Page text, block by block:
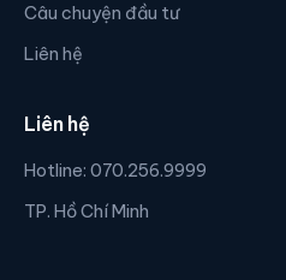
Câu chuyện đầu tư
Liên hệ
Liên hệ
Hotline: 070.256.9999
TP. Hồ Chí Minh